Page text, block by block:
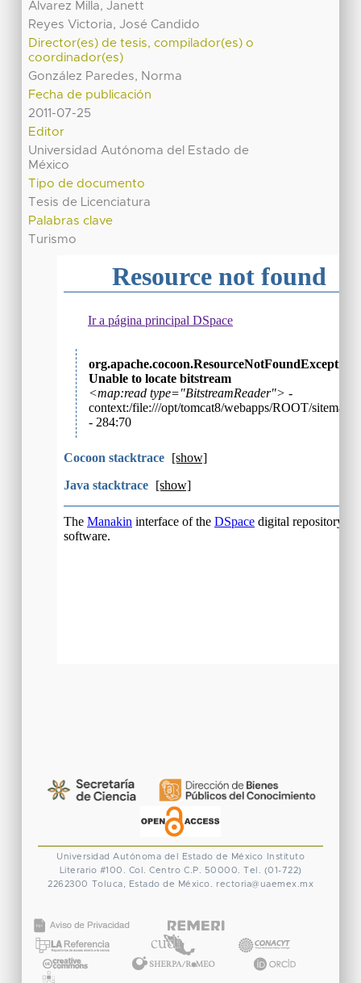
Álvarez Milla, Janett
Reyes Victoria, José Candido
Director(es) de tesis, compilador(es) o
coordinador(es)
González Paredes, Norma
Fecha de publicación
2011-07-25
Editor
Universidad Autónoma del Estado de
México
Tipo de documento
Tesis de Licenciatura
Palabras clave
Turismo
Universidad Autónoma del Estado de México
Instituto
Literario #100. Col. Centro C.P. 50000. Tel. (01-722)
2262300 Toluca, Estado de México. rectoria@uaemex.mx